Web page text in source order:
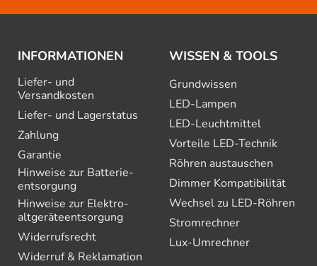
INFORMATIONEN
Liefer- und
Versandkosten
Liefer- und Lagerstatus
Zahlung
Garantie
Hinweise zur Batterie­
entsorgung
Hinweise zur Elektro­
altgeräte­entsorgung
Widerrufsrecht
Widerruf & Reklamation
WISSEN & TOOLS
Grundwissen
LED-Lampen
LED-Leuchtmittel
Vorteile LED-Technik
Röhren austauschen
Dimmer Kompatibilität
Wechsel zu LED-Röhren
Stromrechner
Lux-Umrechner